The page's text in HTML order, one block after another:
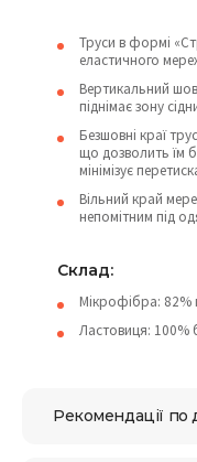
Труси в формі
еластичного
Вертикальний шов
піднімає зону
Безшовні краї
що дозволить їм
мінімізує
Вільний край
непомітним під
Склад:
Мікрофібра: 82%
Ластовиця: 100%
Рекомендації по